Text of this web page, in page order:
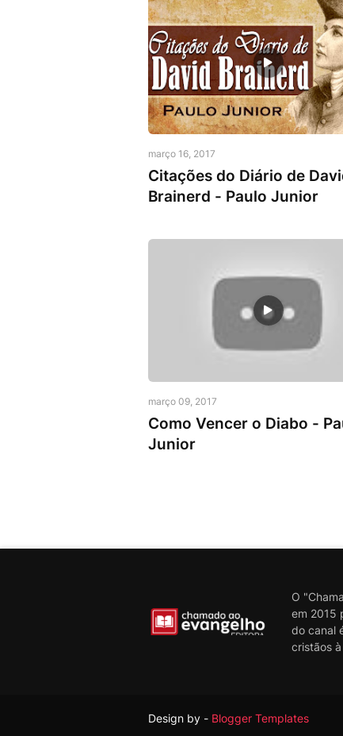
março 16, 2017
Citações do Diário de
Brainerd - Paulo Junior
março 09, 2017
Como Vencer o Diabo -
Junior
O
em 2015
do canal
cristãos
Design by - Blogger Templates